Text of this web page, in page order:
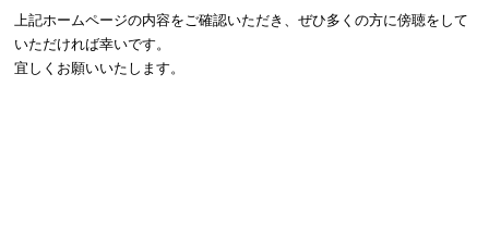
上記ホームページの内容をご確認いただき、ぜひ多くの方に傍聴をして
いただければ幸いです。
宜しくお願いいたします。